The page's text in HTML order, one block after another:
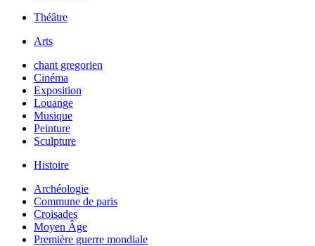
Théâtre
Arts
chant gregorien
Cinéma
Exposition
Louange
Musique
Peinture
Sculpture
Histoire
Archéologie
Commune de paris
Croisades
Moyen Âge
Première guerre mondiale